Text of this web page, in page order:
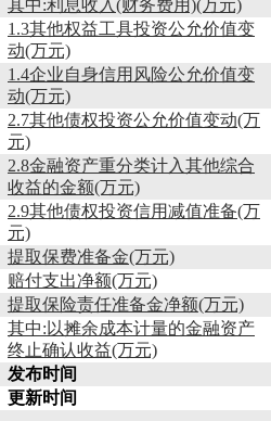
其中:利息收入(财务费用)(万元)
1.3其他权益工具投资公允价值变
动(万元)
1.4企业自身信用风险公允价值变
动(万元)
2.7其他债权投资公允价值变动(万
元)
2.8金融资产重分类计入其他综合
收益的金额(万元)
2.9其他债权投资信用减值准备(万
元)
提取保费准备金(万元)
赔付支出净额(万元)
提取保险责任准备金净额(万元)
其中:以摊余成本计量的金融资产
终止确认收益(万元)
发布时间
更新时间